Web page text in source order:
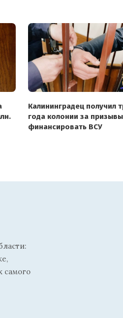
Калининградец получил
года колонии за призывы
финансировать ВСУ
самого